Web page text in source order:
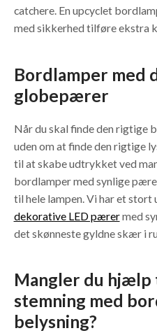
catchere. En upcyclet
med sikkerhed tilføre ekstra
Bordlamper med
globepærer
Når du skal finde den rigtige
uden om at finde den rigtige
til at skabe udtrykket ved
bordlamper med synlige
til hele lampen. Vi har et
dekorative LED pærermed
det skønneste gyldne skær i
Mangler du hjælp
stemning med
belysning?